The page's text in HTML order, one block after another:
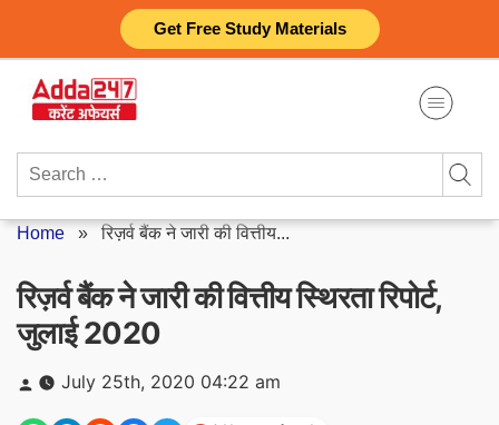
Get Free Study Materials
content
Search
Home »रिज़र्व बैंक ने जारी की वित्तीय...
रिज़र्व बैंक ने जारी की वित्तीय स्थिरता रिपोर्ट,
जुलाई 2020
Posted
by
July 25th, 2020 04:22 am